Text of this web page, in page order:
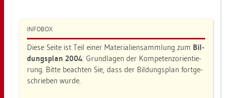
IN­FO­BOX
Diese Seite ist Teil einer Ma­te­ria­li­en­samm­lung zum Bil­
dungs­plan 2004: Grund­la­gen der Kom­pe­tenz­ori­en­tie­
rung. Bitte be­ach­ten Sie, dass der Bil­dungs­plan fort­ge­
schrie­ben wurde.